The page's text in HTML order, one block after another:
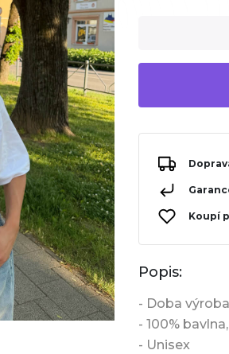
Koupí
Popis:
- Doba
- 100%
- Unisex